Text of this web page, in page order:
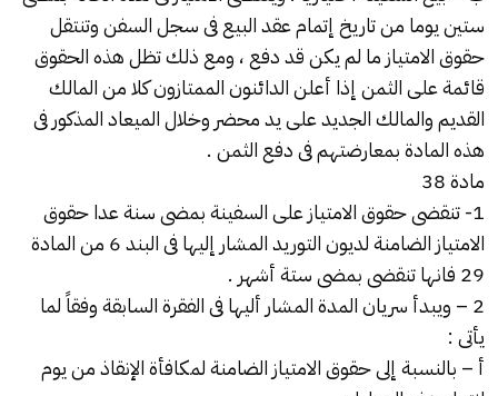
ستين يوما من تاريخ إتمام عقد البيع فى سجل السفن وتنتقل
حقوق الامتياز ما لم يكن قد دفع ، ومع ذلك تظل هذه الحقوق
قائمة على الثمن إذا أعلن الدائنون الممتازون كلا من المالك
القديم والمالك الجديد على يد محضر وخلال الميعاد المذكور فى
هذه المادة بمعارضتهم فى دفع الثمن .
مادة 38
1- تنقضى حقوق الامتياز على السفينة بمضى سنة عدا حقوق
الامتياز الضامنة لديون التوريد المشار إليها فى البند 6 من المادة
29 فانها تنقضى بمضى ستة أشهر .
2 – ويبدأ سريان المدة المشار أليها فى الفقرة السابقة وفقاً لما
يأتى :
أ – بالنسبة إلى حقوق الامتياز الضامنة لمكافأة الإنقاذ من يوم